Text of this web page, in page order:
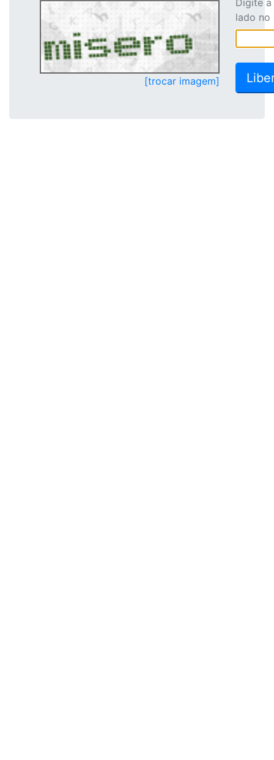
[trocar imagem]
Digite
lado no